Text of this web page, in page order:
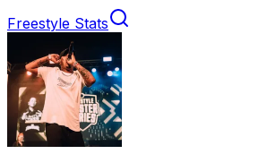
Freestyle Stats